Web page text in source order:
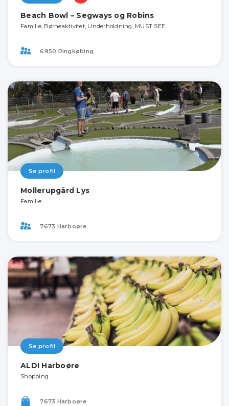
Beach Bowl – Segways og Robins
Familie, Børneaktivitet, Underholdning, MUST SEE
6950 Ringkøbing
Se profil
Mollerupgård Lys
Familie
7673 Harboøre
Se profil
ALDI Harboøre
Shopping
7673 Harboøre